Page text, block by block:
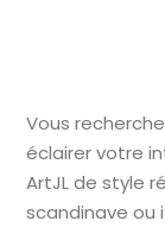
Vous
éclairer votre
ArtJL de style
scandinave ou